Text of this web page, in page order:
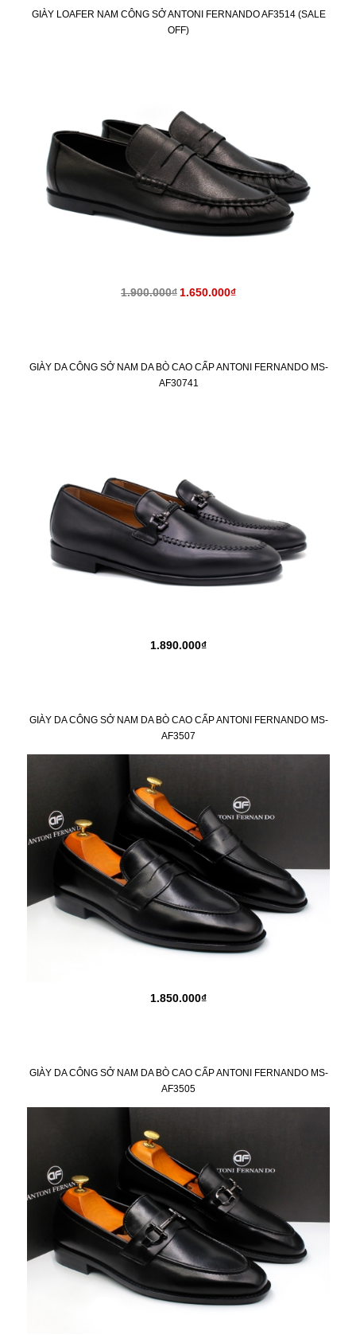
GIÀY LOAFER NAM CÔNG SỞ ANTONI FERNANDO AF3514 (SALE
OFF)
1.900.000₫1.650.000₫
GIÀY DA CÔNG SỞ NAM DA BÒ CAO CẤP ANTONI FERNANDO MS-
AF30741
1.890.000₫
GIÀY DA CÔNG SỞ NAM DA BÒ CAO CẤP ANTONI FERNANDO MS-
AF3507
1.850.000₫
GIÀY DA CÔNG SỞ NAM DA BÒ CAO CẤP ANTONI FERNANDO MS-
AF3505